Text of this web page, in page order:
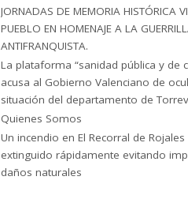
JORNADAS DE MEMORIA HISTÓRICA
PUEBLO EN HOMENAJE A LA
ANTIFRANQUISTA.
La plataforma “sanidad pública y de
acusa al Gobierno Valenciano de
situación del departamento de
Quienes Somos
Un incendio en El Recorral de Rojales
extinguido rápidamente evitando
daños naturales